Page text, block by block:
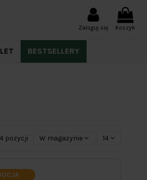
Zaloguj się Koszyk
BESTSELLERY
pozycji W magazynie 14